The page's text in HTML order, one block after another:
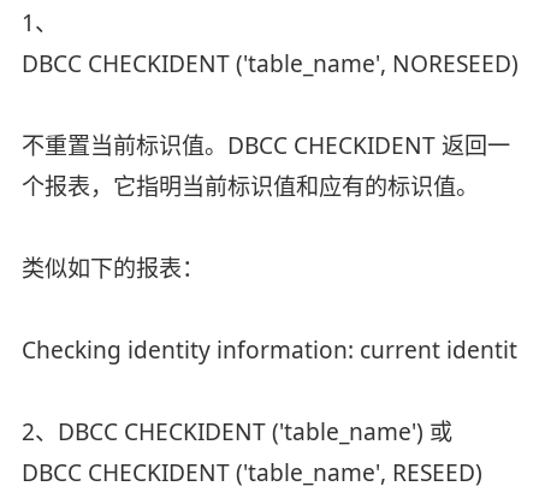
1、
DBCC CHECKIDENT ('table_name', NORESEED)
不重置当前标识值。DBCC CHECKIDENT 返回一
个报表，它指明当前标识值和应有的标识值。
类似如下的报表：
Checking identity information: current identity
2、DBCC CHECKIDENT ('table_name') 或
DBCC CHECKIDENT ('table_name', RESEED)